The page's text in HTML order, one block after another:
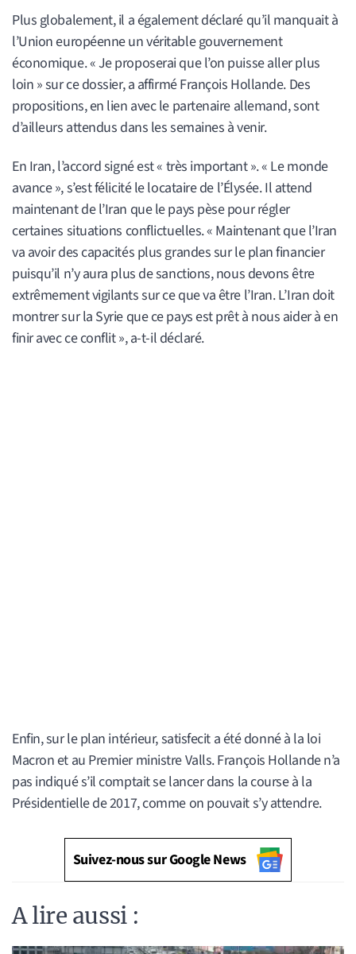
Plus globalement, il a également déclaré qu’il manquait à
l’Union européenne un véritable gouvernement
économique. « Je proposerai que l’on puisse aller plus
loin » sur ce dossier, a affirmé François Hollande. Des
propositions, en lien avec le partenaire allemand, sont
d’ailleurs attendus dans les semaines à venir.
En Iran, l’accord signé est « très important ». « Le monde
avance », s’est félicité le locataire de l’Élysée. Il attend
maintenant de l’Iran que le pays pèse pour régler
certaines situations conflictuelles. « Maintenant que l’Iran
va avoir des capacités plus grandes sur le plan financier
puisqu’il n’y aura plus de sanctions, nous devons être
extrêmement vigilants sur ce que va être l’Iran. L’Iran doit
montrer sur la Syrie que ce pays est prêt à nous aider à en
finir avec ce conflit », a-t-il déclaré.
Enfin, sur le plan intérieur, satisfecit a été donné à la loi
Macron et au Premier ministre Valls. François Hollande n’a
pas indiqué s’il comptait se lancer dans la course à la
Présidentielle de 2017, comme on pouvait s’y attendre.
Suivez-nous sur Google News
A lire aussi :